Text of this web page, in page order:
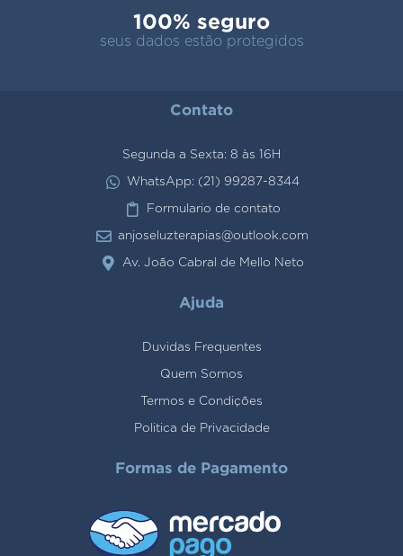
100% seguro
seus dados estão protegidos
Contato
Segunda a Sexta: 8 às 16H
WhatsApp: (21) 99287-8344
Formulario de contato
anjoseluzterapias@outlook.com
Av. João Cabral de Mello Neto
Ajuda
Duvidas Frequentes
Quem Somos
Termos e Condições
Politica de Privacidade
Formas de Pagamento